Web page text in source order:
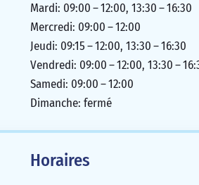
Mardi: 09:00 – 12:00, 13:30 – 16:30
Mercredi: 09:00 – 12:00
Jeudi: 09:15 – 12:00, 13:30 – 16:30
Vendredi: 09:00 – 12:00, 13:30 –
Samedi: 09:00 – 12:00
Dimanche: fermé
Horaires